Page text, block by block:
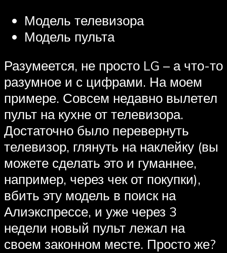
Модель телевизора
Модель пульта
Разумеется, не просто LG – а что-то
разумное и с цифрами. На моем
примере. Совсем недавно вылетел
пульт на кухне от телевизора.
Достаточно было перевернуть
телевизор, глянуть на наклейку (вы
можете сделать это и гуманнее,
например, через чек от покупки),
вбить эту модель в поиск на
Алиэкспрессе, и уже через 3
недели новый пульт лежал на
своем законном месте. Просто же?